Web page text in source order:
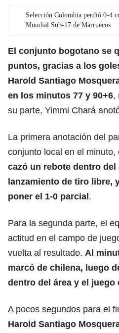
Selección Colombia perdió 0-4
Mundial Sub-17 de Marruecos
El conjunto bogotano se
puntos, gracias a los
Harold Santiago
en los minutos 77 y 90+6,
su parte, Yimmi Chará
La primera anotación del
conjunto local en el minuto,
cazó un rebote dentro del
lanzamiento de tiro libre,
poner el 1-0 parcial.
Para la segunda parte, el
actitud en el campo de
vuelta al resultado. Al
marcó de chilena, luego
dentro del área y el juego
A pocos segundos para el
Harold Santiago